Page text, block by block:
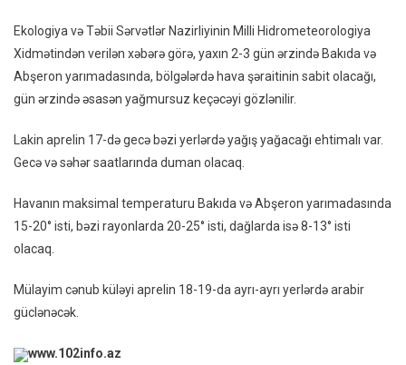
Ekologiya və Təbii Sərvətlər Nazirliyinin Milli Hidrometeorologiya
Xidmətindən verilən xəbərə görə, yaxın 2-3 gün ərzində Bakıda və
Abşeron yarımadasında, bölgələrdə hava şəraitinin sabit olacağı,
gün ərzində əsasən yağmursuz keçəcəyi gözlənilir.
Lakin aprelin 17-də gecə bəzi yerlərdə yağış yağacağı ehtimalı var.
Gecə və səhər saatlarında duman olacaq.
Havanın maksimal temperaturu Bakıda və Abşeron yarımadasında
15-20° isti, bəzi rayonlarda 20-25° isti, dağlarda isə 8-13° isti
olacaq.
Mülayim cənub küləyi aprelin 18-19-da ayrı-ayrı yerlərdə arabir
güclənəcək.
www.102info.az